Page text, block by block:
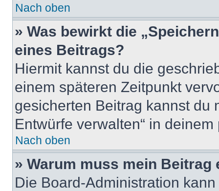
Nach oben
» Was bewirkt die
eines Beitrags?
Hiermit kannst du die
einem späteren Zeitpunkt
gesicherten Beitrag kannst du
Entwürfe verwalten“ in
Nach oben
» Warum muss mein
Die Board-Administration